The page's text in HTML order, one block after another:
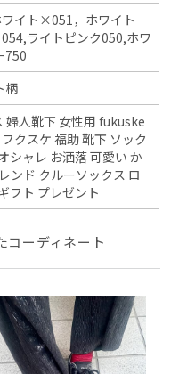
イト×051，ホワイト
ライトピンク050,ホワ
750
柄
婦人靴下 女性用 fukuske
クスケ 福助 靴下 ソック
シャレ お洒落 可愛い か
ンド クルーソックス ロ
フト プレゼント
コーディネート